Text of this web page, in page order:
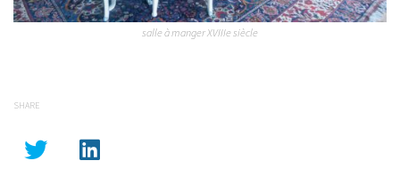
salle à manger XVIIIe siècle
SHARE